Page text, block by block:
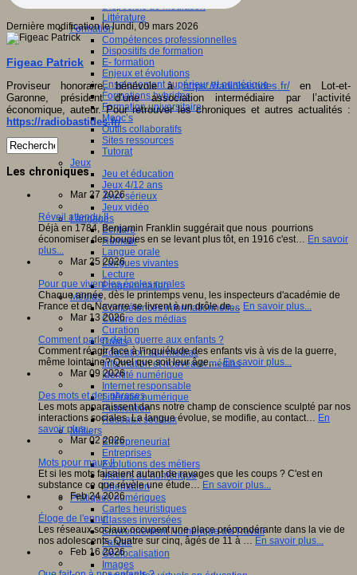
Dispositifs de médiation
Littérature
Formation
Compétences professionnelles
Dispositifs de formation
E- formation
Enjeux et évolutions
Enseignement supérieur et numérique
Formations hybrides
Formation universitaire
Mooc’s
Outils collaboratifs
Sites ressources
Tutorat
Jeux
Jeu et éducation
Jeux 4/12 ans
Jeux sérieux
Jeux vidéo
Langages
Ecriture
Humour
Langue orale
Langues vivantes
Lecture
Programmation
Médias
Compétences informationnelles
Culture des médias
Curation
Droits
Education aux médias
Information et nouveaux médias
Identité numérique
Internet responsable
Littératie numérique
Publication
Réseaux sociaux
Métiers
Entrepreneuriat
Entreprises
Evolutions des métiers
Métiers du numérique
Orientation
Pratiques numériques
Cartes heuristiques
Classes inversées
Environnement Numérique de Travail
Fablab
Géolocalisation
Images
Dernière modification le lundi, 09 mars 2026
Figeac Patrick
Proviseur honoraire, bénévole àhttps://radiobastides.fr/en Lot-et-
Garonne, président d’une association intermédiaire par l’activité
économique, auteur. Pour retrouver les chroniques et autres actualités :
https://radiobastides.fr/
Les chroniques
Mar 27 2026
Réveil attendu !!
Déjà en 1784, Benjamin Franklin suggérait que nous pourrions
économiser des bougies en se levant plus tôt, en 1916 c'est… En savoir
plus...
Mar 25 2026
Pour que vivent les écoles rurales
Chaque année, dès le printemps venu, les inspecteurs d'académie de
France et de Navarre se livrent à un drôle de… En savoir plus...
Mar 13 2026
Comment parler de la guerre aux enfants ?
Comment réagir face à l'inquiétude des enfants vis à vis de la guerre,
même lointaine? Quel que soit leur âge,…En savoir plus...
Mar 09 2026
Des mots et des phrases
Les mots apparaissent dans notre champ de conscience sculpté par nos
interactions sociales. La langue évolue, se modifie, au contact… En
savoir plus...
Mar 02 2026
Mots pour maux !!
Et si les mots faisaient autant de ravages que les coups ? C'est en
substance ce que révèle une étude… En savoir plus...
Feb 24 2026
Éloge de l'ennui
Les réseaux sociaux occupent une place prépondérante dans la vie de
nos adolescents. Quatre sur cinq, âgés de 11 à … En savoir plus...
Feb 16 2026